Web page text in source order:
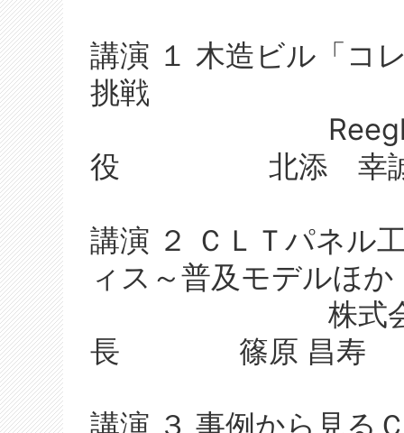
講演 １ 木造ビル「コ
挑戦
Reegle株式
役 北添 幸
講演 ２ ＣＬＴパネル
ィス～普及モデルほ
株式会社構
長 篠原 昌寿
講演 ３ 事例から見